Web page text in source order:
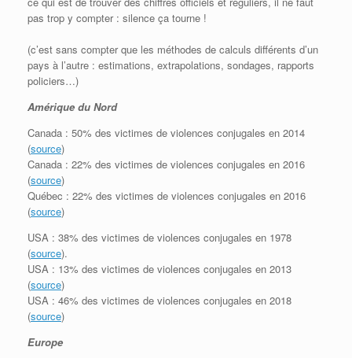
pas trop y compter : silence ça tourne !
(c’est sans compter que les méthodes de calculs différents d’un
pays à l’autre : estimations, extrapolations, sondages, rapports
policiers…)
Amérique du Nord
Canada : 50% des victimes de violences conjugales en 2014
(source)
Canada : 22% des victimes de violences conjugales en 2016
(source)
Québec : 22% des victimes de violences conjugales en 2016
(source)
USA : 38% des victimes de violences conjugales en 1978
(source).
USA : 13% des victimes de violences conjugales en 2013
(source)
USA : 46% des victimes de violences conjugales en 2018
(source)
Europe